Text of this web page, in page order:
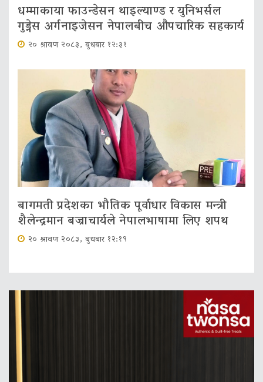
धम्माकाया फाउन्डेसन थाइल्याण्ड र युनिभर्सल
गुड्नेस अर्गनाइजेसन नेपालबीच औपचारिक सहकार्य
२० श्रावण २०८३, बुधबार १२:३१
बागमती प्रदेशका भौतिक पूर्वाधार विकास मन्त्री
शैलेन्द्रमान बज्राचार्यले नेपालभाषामा लिए शपथ
२० श्रावण २०८३, बुधबार १२:१९